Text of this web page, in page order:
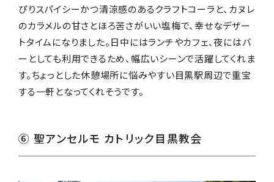
ぴりスパイシーかつ清涼感のあるクラフトコーラと、カヌレ
のカラメルの甘さとほろ苦さがいい塩梅で、幸せなデザー
トタイムになりました。日中にはランチやカフェ、夜にはバ
ーとしても利用できるため、幅広いシーンで活躍してくれま
す。ちょっとした休憩場所に悩みやすい目黒駅周辺で重宝
する一軒となってくれそうです。
⑥ 聖アンセルモ カトリック目黒教会